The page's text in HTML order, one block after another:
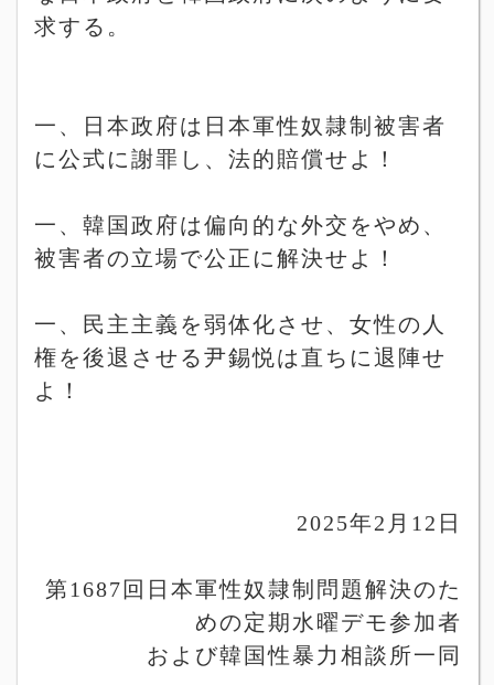
求する。
一、日本政府は日本軍性奴隷制被害者
に公式に謝罪し、法的賠償せよ！
一、韓国政府は偏向的な外交をやめ、
被害者の立場で公正に解決せよ！
一、民主主義を弱体化させ、女性の人
権を後退させる尹錫悦は直ちに退陣せ
よ！
2025年2 月 12 日
第1687 回日本軍性奴隷制問題解決のた
めの定期水曜デモ参加者
および韓国性暴力相談所一同